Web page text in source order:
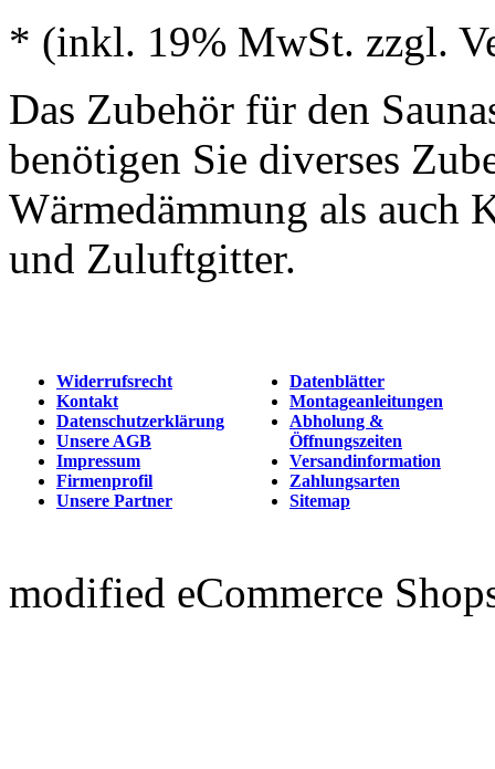
* (inkl. 19% MwSt. zzgl.
Das Zubehör für den
benötigen Sie diverses
Wärmedämmung als auch
und Zuluftgitter.
Widerrufsrecht
Kontakt
Datenschutzerklärung
Unsere AGB
Impressum
Firmenprofil
Unsere Partner
Datenblätter
Montageanleitungen
Abholung &
Öffnungszeiten
Versandinformation
Zahlungsarten
Sitemap
modified eCommerce